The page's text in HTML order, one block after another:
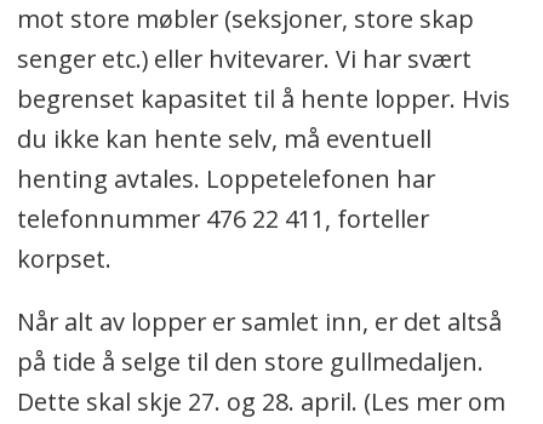
14. og 15. september på Ingieråsen
skole
mot store møbler (seksjoner, store skap
senger etc.) eller hvitevarer. Vi har svært
begrenset kapasitet til å hente lopper. Hvis
du ikke kan hente selv, må eventuell
henting avtales. Loppetelefonen har
telefonnummer 476 22 411, forteller
korpset.
Når alt av lopper er samlet inn, er det altså
på tide å selge til den store gullmedaljen.
Dette skal skje 27. og 28. april. (Les mer om